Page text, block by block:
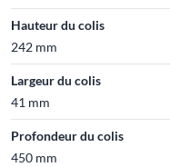
Hauteur du colis
242 mm
Largeur du colis
41 mm
Profondeur du colis
450 mm